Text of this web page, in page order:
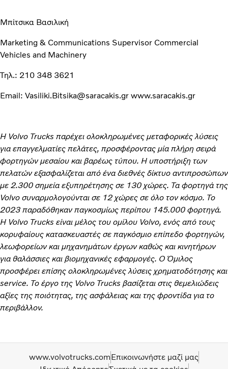
Μπίτσικα Βασιλική
Marketing & Communications Supervisor Commercial
Vehicles and Machinery
Τηλ.: 210 348 3621
Email: Vasiliki.Bitsika@saracakis.gr www.saracakis.gr
Η Volvo Trucks παρέχει ολοκληρωμένες μεταφορικές λύσεις
για επαγγελματίες πελάτες, προσφέροντας μία πλήρη σειρά
φορτηγών μεσαίου και βαρέως τύπου. Η υποστήριξη των
πελατών εξασφαλίζεται από ένα διεθνές δίκτυο αντιπροσώπων
με 2.300 σημεία εξυπηρέτησης σε 130 χώρες. Τα φορτηγά της
Volvo συναρμολογούνται σε 12 χώρες σε όλο τον κόσμο. Το
2023 παραδόθηκαν παγκοσμίως περίπου 145.000 φορτηγά.
Η Volvo Trucks είναι μέλος του ομίλου Volvo, ενός από τους
κορυφαίους κατασκευαστές σε παγκόσμιο επίπεδο φορτηγών,
λεωφορείων και μηχανημάτων έργων καθώς και κινητήρων
για θαλάσσιες και βιομηχανικές εφαρμογές. Ο Όμιλος
προσφέρει επίσης ολοκληρωμένες λύσεις χρηματοδότησης και
service. Το έργο της Volvo Trucks βασίζεται στις θεμελιώδεις
αξίες της ποιότητας, της ασφάλειας και της φροντίδα για το
περιβάλλον.
www.volvotrucks.comΕπικοινωνήστε μαζί μας